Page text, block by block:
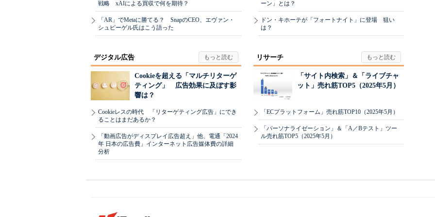
戦略 xAIによる買収で何を期待？
「AR」でMetaに勝てる？ SnapのCEO、エヴァン・
シュピーゲル氏はこう語った
ーン」とは？
ドン・キホーテが「フォートナイト」に登場 狙い
は？
デジタル広告
Cookieを超える「マルチリターゲ
ティング」 広告効果に及ぼす影
響は？
Cookieレスの時代 「リターゲティング広告」にでき
ることはまだあるか？
「動画広告がディスプレイ広告超え」他、電通「2024
年 日本の広告費」インターネット広告媒体費の詳細
分析
リサーチ
「サイト内検索」＆「ライブチャ
ット」売れ筋TOP5（2025年5月）
「ECプラットフォーム」売れ筋TOP10（2025年5月）
「パーソナライゼーション」＆「A／Bテスト」ツー
ル売れ筋TOP5（2025年5月）